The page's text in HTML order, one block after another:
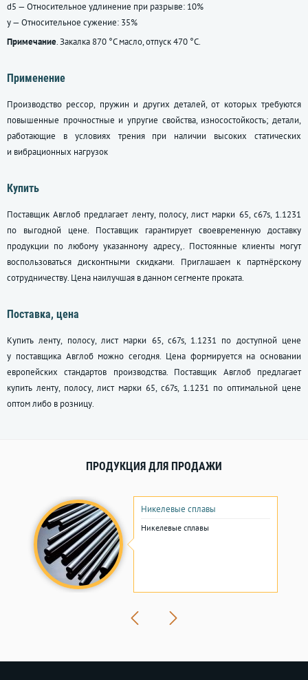
d5 — Относительное удлинение при разрыве: 10%
y — Относительное сужение: 35%
Примечание. Закалка 870 °C масло, отпуск 470 °C.
Применение
Производство рессор, пружин и других деталей, от которых требуются
повышенные прочностные и упругие свойства, износостойкость; детали,
работающие в условиях трения при наличии высоких статических
и вибрационных нагрузок
Купить
Поставщик Авглоб предлагает ленту, полосу, лист марки 65, c67s, 1.1231
по выгодной цене. Поставщик гарантирует своевременную доставку
продукции по любому указанному адресу,. Постоянные клиенты могут
воспользоваться дисконтными скидками. Приглашаем к партнёрскому
сотрудничеству. Цена наилучшая в данном сегменте проката.
Поставка, цена
Купить ленту, полосу, лист марки 65, c67s, 1.1231 по доступной цене
у поставщика Авглоб можно сегодня. Цена формируется на основании
европейских стандартов производства. Поставщик Авглоб предлагает
купить ленту, полосу, лист марки 65, c67s, 1.1231 по оптимальной цене
оптом либо в розницу.
ПРОДУКЦИЯ ДЛЯ ПРОДАЖИ
Никелевые сплавы
Никелевые сплавы